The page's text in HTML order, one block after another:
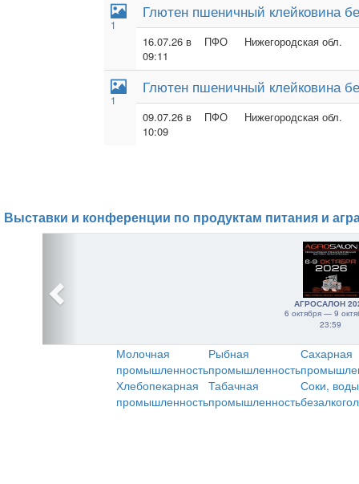
1
Глютен пшеничный клейковина
16.07.26 в
09:11
ПФО Нижегородская обл.
1
Глютен пшеничный клейковина
09.07.26 в
10:09
ПФО Нижегородская обл.
Выставки и конференции по продуктам питания и
АГРОСАЛОН
6 октября — 9
23:59
Молочная
промышленность
Рыбная
промышленность
Сахарная
Хлебопекарная
промышленность
Табачная
промышленность
Соки,